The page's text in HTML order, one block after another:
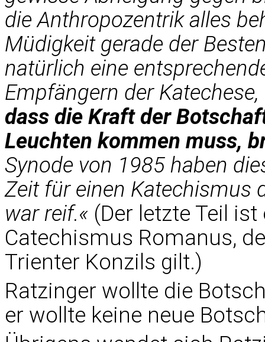
die Anthropozentrik alles
Müdigkeit gerade der
natürlich eine
Empfängern der
dass die Kraft der
Leuchten kommen muss,
Synode von 1985 haben
Zeit für einen Katechismus
war reif.« (Der letzte Teil
Catechismus Romanus,
Trienter Konzils gilt.)
Ratzinger wollte die
er wollte keine neue